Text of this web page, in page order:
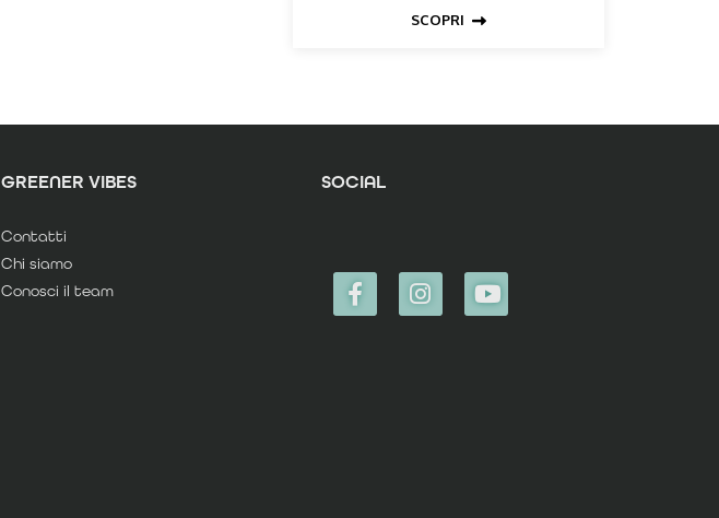
anche – per i più audaci e curiosi
SCOPRI
GREENER VIBES
Contatti
Chi siamo
Conosci il team
SOCIAL